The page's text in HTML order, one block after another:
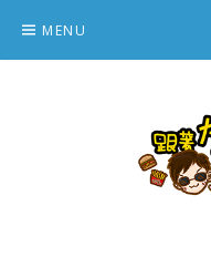
content
MENU